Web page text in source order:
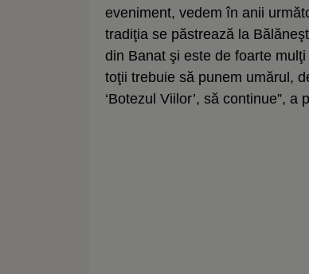
eveniment, vedem în anii
tradiţia se păstrează la
din Banat şi este de foarte
toţii trebuie să punem umărul,
‘Botezul Viilor’, să continue”,